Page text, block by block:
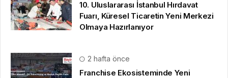
10. Uluslararası İstanbul Hırdavat
Fuarı, Küresel Ticaretin Yeni Merkezi
Olmaya Hazırlanıyor
2 hafta önce
Franchise Ekosisteminde Yeni